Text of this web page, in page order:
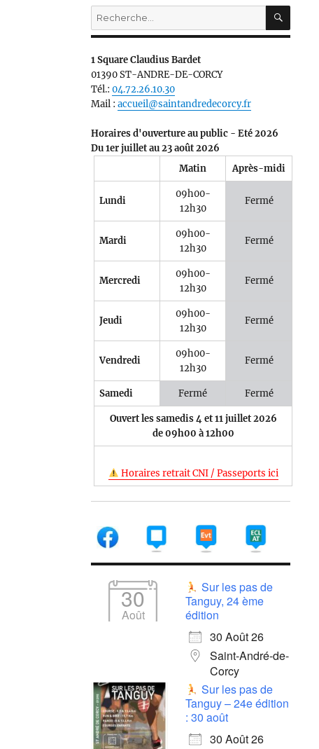
Recherche
pour :
1 Square Claudius Bardet
01390 ST-ANDRE-DE-CORCY
Tél.:04.72.26.10.30
Mail :accueil@saintandredecorcy.fr
Horaires d'ouverture au public - Eté 2026
Du 1er juillet au 23 août 2026
Matin
Après-midi
Lundi
09h00-
12h30
Fermé
Mardi
09h00-
12h30
Fermé
Mercredi
09h00-
12h30
Fermé
Jeudi
09h00-
12h30
Fermé
Vendredi
09h00-
12h30
Fermé
Samedi Fermé Fermé
Ouvert les samedis 4 et 11 juillet 2026
de 09h00 à 12h00
Horaires retrait CNI / Passeports ici
30
Août
Sur les pas de
Tanguy, 24 ème
édition
30 Août 26
Saint-André-de-
Corcy
Sur les pas de
Tanguy – 24e édition
: 30 août
30 Août 26